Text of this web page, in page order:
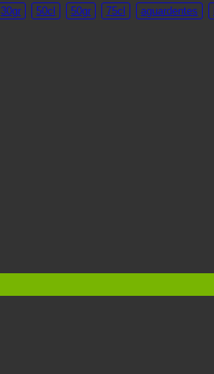
30gr 50cl 50gr 75cl aguardentes